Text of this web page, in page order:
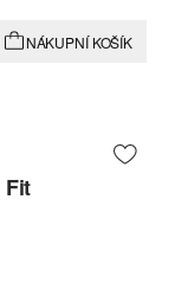
NÁKUPNÍ KOŠÍK
Fit